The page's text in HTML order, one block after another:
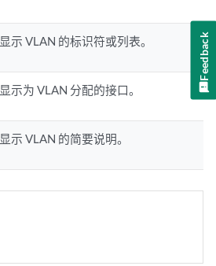
显示 VLAN 的标识符或列表。
显示为 VLAN 分配的接口。
显示 VLAN 的简要说明。
Feedback